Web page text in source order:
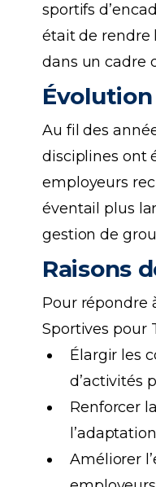
sportifs
était de rendre
dans un cadre
Au fil des
disciplines ont
employeurs
éventail plus
gestion de
Raisons
Pour répondre
Sportives pour
Élargir les
d’activités
Renforcer
Améliorer